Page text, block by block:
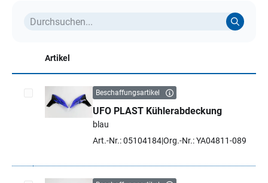
Artikel
Artikel auswählen
Beschaffungsartikel
UFO PLAST Kühlerabdeckung
blau
Art.-Nr.: 05104184Org.-Nr.: YA04811-089